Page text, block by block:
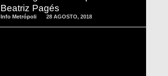
Beatriz Pagés
Info Metrópoli 28 AGOSTO, 2018